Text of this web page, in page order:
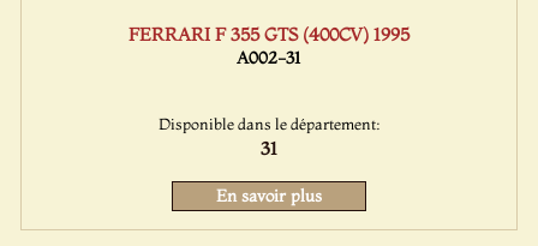
FERRARI F 355 GTS (400CV) 1995
A002-31
Disponible dans le département:
31
En savoir plus